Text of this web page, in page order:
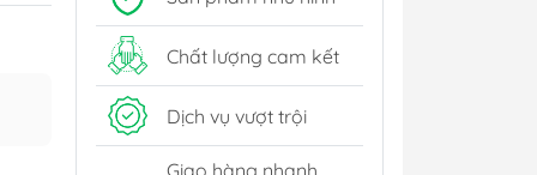
Viên Thơm Chống Ẩm
Chất lượng cam kết
Dịch vụ vượt trội
Giao hàng nhanh